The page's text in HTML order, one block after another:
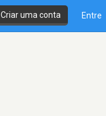
Criar uma conta Entre